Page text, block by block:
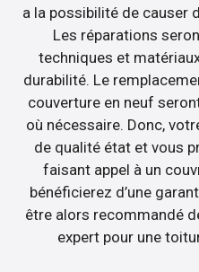
a la possibilité de causer
Les réparations
techniques et
durabilité. Le
couverture en neuf
où nécessaire. Donc,
de qualité état et vous
faisant appel à un
bénéficierez d’une
être alors recommandé
expert pour une